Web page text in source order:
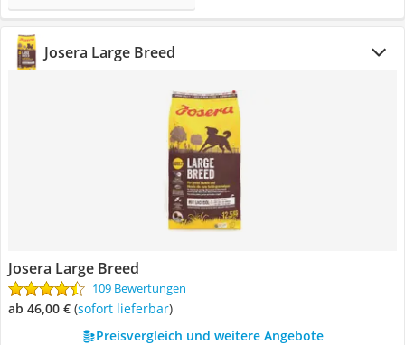
Josera Large Breed
Josera Large Breed
109 Bewertungen
ab 46,00 € ( Sofort lieferbar)
Preisvergleich und weitere Angebote